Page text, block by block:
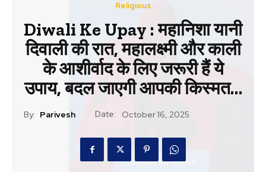
Religious
Diwali Ke Upay : महानिशा यानी
दिवाली की रात, महालक्ष्मी और काली
के आशीर्वाद के लिए जरूरी हैं ये
उपाय, बदल जाएगी आपकी किस्मत…
By: Parivesh Date: October 16, 2025